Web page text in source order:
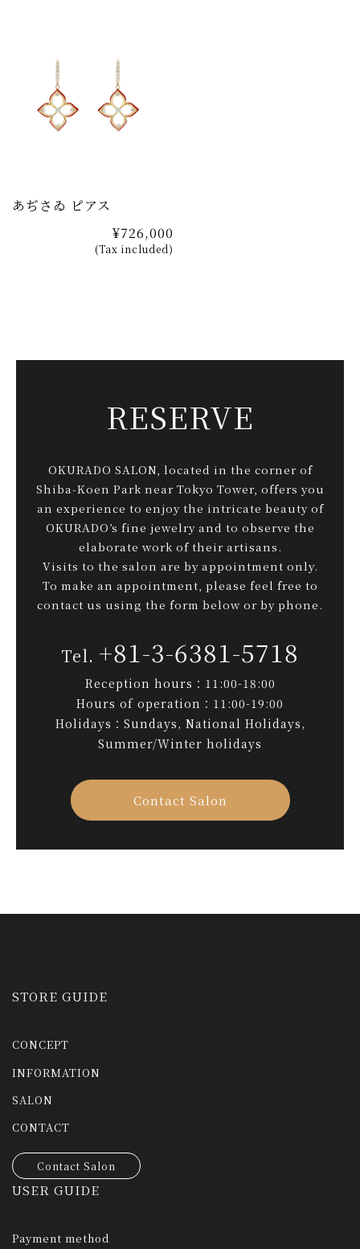
あぢさゐ ピアス
¥726,000
(Tax included)
RESERVE
OKURADO SALON, located in the corner of
Shiba-Koen Park near Tokyo Tower, offers you
an experience to enjoy the intricate beauty of
OKURADO’s fine jewelry and to observe the
elaborate work of their artisans.
Visits to the salon are by appointment only.
To make an appointment, please feel free to
contact us using the form below or by phone.
+81-3-6381-5718
Reception hours：11:00-18:00
Hours of operation：11:00-19:00
Holidays：Sundays, National Holidays,
Summer/Winter holidays
Contact Salon
STORE GUIDE
CONCEPT
INFORMATION
SALON
CONTACT
Contact Salon
USER GUIDE
Payment method